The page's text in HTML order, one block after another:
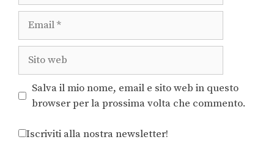
Salva il mio nome, email e sito web in questo
browser per la prossima volta che commento.
Iscriviti alla nostra newsletter!